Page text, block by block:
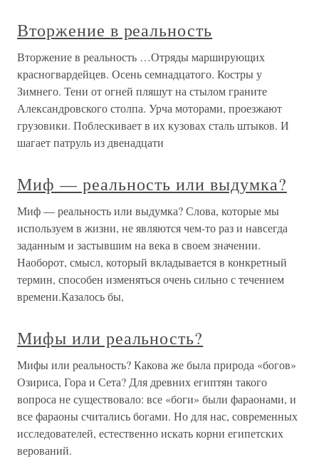
Вторжение в реальность
Вторжение в реальность …Отряды марширующих
красногвардейцев. Осень семнадцатого. Костры у
Зимнего. Тени от огней пляшут на стылом граните
Александровского столпа. Урча моторами, проезжают
грузовики. Поблескивает в их кузовах сталь штыков. И
шагает патруль из двенадцати
Миф — реальность или выдумка?
Миф — реальность или выдумка? Слова, которые мы
используем в жизни, не являются чем-то раз и навсегда
заданным и застывшим на века в своем значении.
Наоборот, смысл, который вкладывается в конкретный
термин, способен изменяться очень сильно с течением
времени.Казалось бы,
Мифы или реальность?
Мифы или реальность? Какова же была природа «богов»
Озириса, Гора и Сета? Для древних египтян такого
вопроса не существовало: все «боги» были фараонами, и
все фараоны считались богами. Но для нас, современных
исследователей, естественно искать корни египетских
верований.